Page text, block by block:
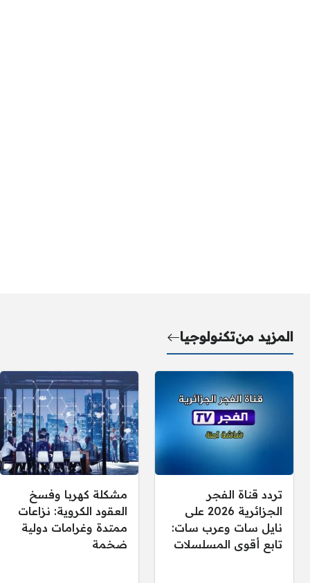
المزيد منتكنولوجيا
تردد قناة الفجر
الجزائرية 2026 على
نايل سات وعرب سات:
تابع أقوى المسلسلات
مشكلة كهربا وفسخ
العقود الكروية: نزاعات
ممتدة وغرامات دولية
ضخمة